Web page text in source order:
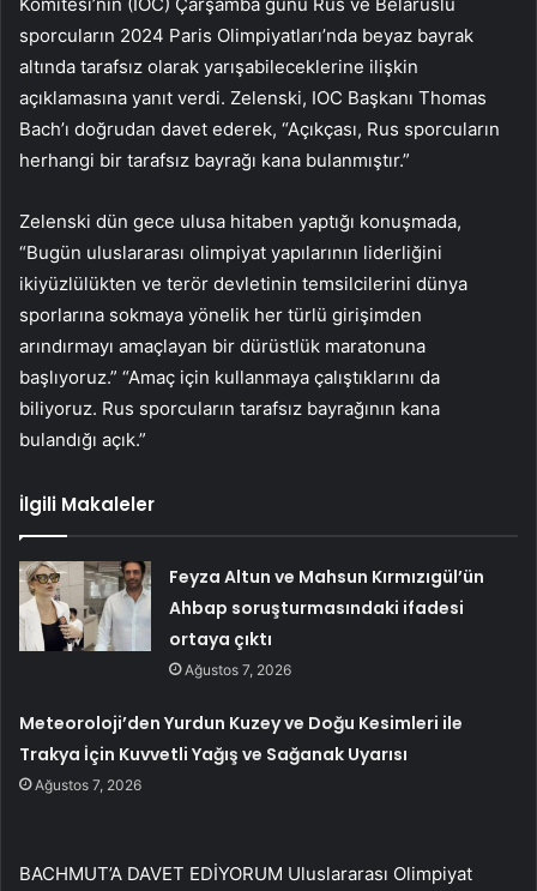
sporcuların 2024 Paris Olimpiyatları’nda beyaz bayrak
altında tarafsız olarak yarışabileceklerine ilişkin
açıklamasına yanıt verdi. Zelenski, IOC Başkanı Thomas
Bach’ı doğrudan davet ederek, “Açıkçası, Rus sporcuların
herhangi bir tarafsız bayrağı kana bulanmıştır.”
Zelenski dün gece ulusa hitaben yaptığı konuşmada,
“Bugün uluslararası olimpiyat yapılarının liderliğini
ikiyüzlülükten ve terör devletinin temsilcilerini dünya
sporlarına sokmaya yönelik her türlü girişimden
arındırmayı amaçlayan bir dürüstlük maratonuna
başlıyoruz.” “Amaç için kullanmaya çalıştıklarını da
biliyoruz. Rus sporcuların tarafsız bayrağının kana
bulandığı açık.”
İlgili Makaleler
Feyza Altun ve Mahsun Kırmızıgül’ün
Ahbap soruşturmasındaki ifadesi
ortaya çıktı
Ağustos 7, 2026
Meteoroloji’den Yurdun Kuzey ve Doğu Kesimleri ile
Trakya İçin Kuvvetli Yağış ve Sağanak Uyarısı
Ağustos 7, 2026
BACHMUT’A DAVET EDİYORUM Uluslararası Olimpiyat